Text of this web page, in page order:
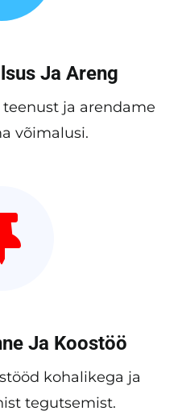
Ja Areng
ja arendame
võimalusi.
Ja Koostöö
kohalikega ja
tegutsemist.